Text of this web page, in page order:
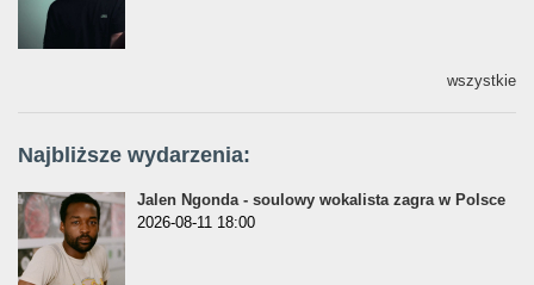
wszystkie
Najbliższe wydarzenia:
Jalen Ngonda - soulowy wokalista zagra w Polsce
2026-08-11 18:00